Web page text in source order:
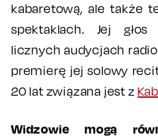
kabaretową, ale także
spektaklach. Jej
licznych audycjach
premierę jej solowy
20 lat związana jest z
Widzowie mogą